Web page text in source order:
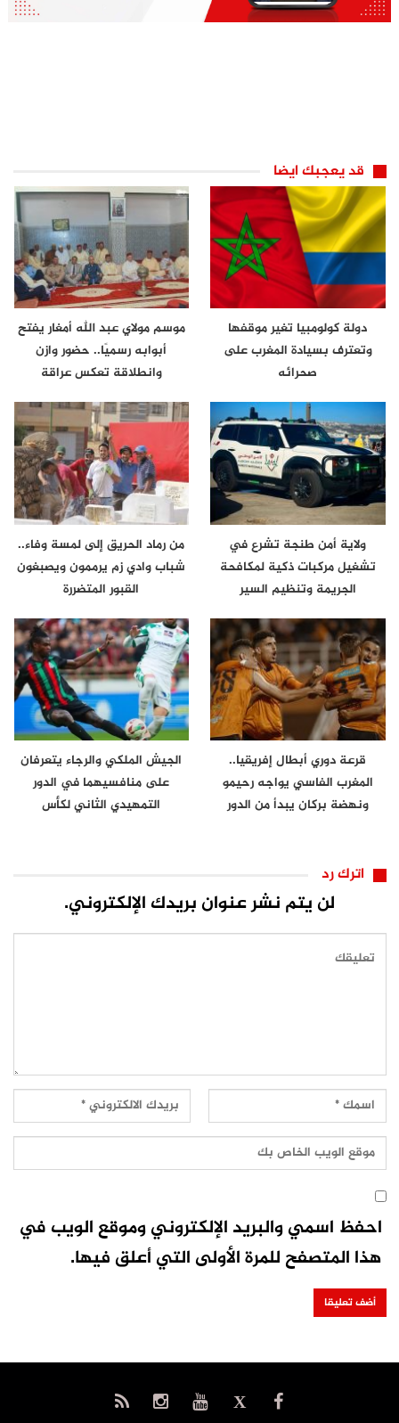
قد يعجبك ايضا
دولة كولومبيا تغير موقفها
وتعترف بسيادة المغرب على
صحرائه
موسم مولاي عبد الله أمغار يفتح
أبوابه رسميًا.. حضور وازن
وانطلاقة تعكس عراقة
ولاية أمن طنجة تشرع في
تشغيل مركبات ذكية لمكافحة
الجريمة وتنظيم السير
من رماد الحريق إلى لمسة وفاء..
شباب وادي زم يرممون ويصبغون
القبور المتضررة
قرعة دوري أبطال إفريقيا..
المغرب الفاسي يواجه رحيمو
ونهضة بركان يبدأ من الدور
الجيش الملكي والرجاء يتعرفان
على منافسيهما في الدور
التمهيدي الثاني لكأس
اترك رد
لن يتم نشر عنوان بريدك الإلكتروني.
احفظ اسمي والبريد الإلكتروني وموقع الويب في
هذا المتصفح للمرة الأولى التي أعلق فيها.